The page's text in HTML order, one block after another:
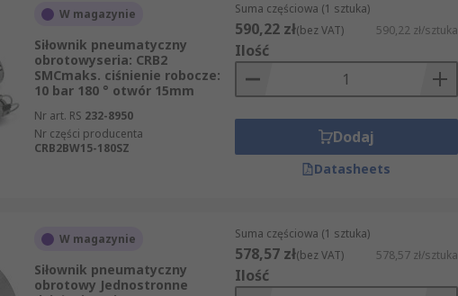
W magazynie
Siłownik pneumatyczny
obrotowyseria: CRB2
SMCmaks. ciśnienie robocze:
10 bar 180 ° otwór 15mm
Nr art. RS 232-8950
Nr części producenta
CRB2BW15-180SZ
Suma częściowa (1 sztuka)
590,22 zł(bez VAT) 590,22 zł/sztuka
Ilość
Dodaj
Datasheets
W magazynie
Siłownik pneumatyczny
obrotowy Jednostronne
Suma częściowa (1 sztuka)
578,57 zł(bez VAT) 578,57 zł/sztuka
Ilość